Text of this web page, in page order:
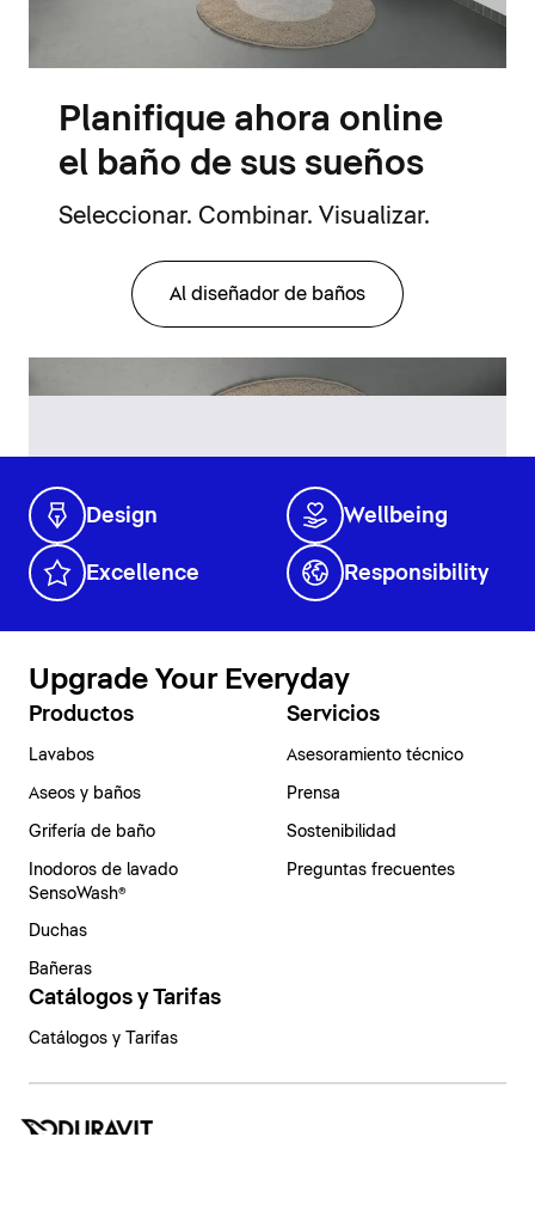
Planifique ahora online
el baño de sus sueños
Seleccionar. Combinar. Visualizar.
Al diseñador de baños
Design Wellbeing
Excellence Responsibility
Upgrade Your Everyday
Productos
Lavabos
Aseos y baños
Grifería de baño
Inodoros de lavado
SensoWash®
Duchas
Bañeras
Servicios
Asesoramiento técnico
Prensa
Sostenibilidad
Preguntas frecuentes
Catálogos y Tarifas
Catálogos y Tarifas